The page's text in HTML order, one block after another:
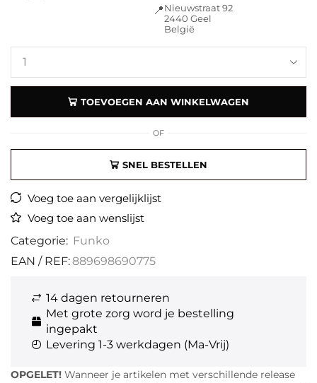
📍Nieuwstraat 92
2440 Geel
België
TOEVOEGEN AAN WINKELWAGEN
OF
SNEL BESTELLEN
Voeg toe aan vergelijklijst
Voeg toe aan wenslijst
Categorie: Funko
EAN / REF: 889698690775
14 dagen retourneren
Met grote zorg word je bestelling
ingepakt
Levering 1-3 werkdagen (Ma-Vrij)
OPGELET! Wanneer je artikelen met verschillende release